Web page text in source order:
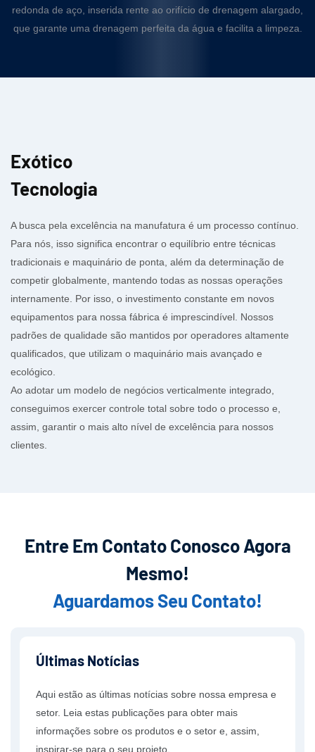
redonda de aço, inserida rente ao orifício de drenagem alargado,
que garante uma drenagem perfeita da água e facilita a limpeza.
Exótico
Tecnologia
A busca pela excelência na manufatura é um processo contínuo.
Para nós, isso significa encontrar o equilíbrio entre técnicas
tradicionais e maquinário de ponta, além da determinação de
competir globalmente, mantendo todas as nossas operações
internamente. Por isso, o investimento constante em novos
equipamentos para nossa fábrica é imprescindível. Nossos
padrões de qualidade são mantidos por operadores altamente
qualificados, que utilizam o maquinário mais avançado e
ecológico.
Ao adotar um modelo de negócios verticalmente integrado,
conseguimos exercer controle total sobre todo o processo e,
assim, garantir o mais alto nível de excelência para nossos
clientes.
Entre Em Contato Conosco Agora
Mesmo!
Aguardamos Seu Contato!
Últimas Notícias
Aqui estão as últimas notícias sobre nossa empresa e
setor. Leia estas publicações para obter mais
informações sobre os produtos e o setor e, assim,
inspirar-se para o seu projeto.